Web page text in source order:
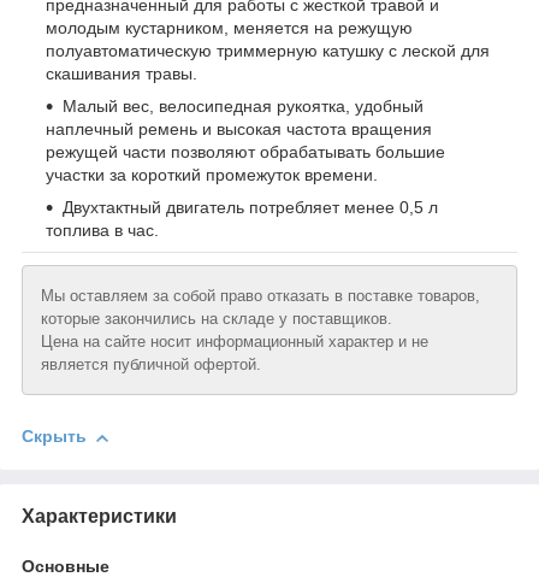
предназначенный для работы с жесткой травой и
молодым кустарником, меняется на режущую
полуавтоматическую триммерную катушку с леской для
скашивания травы.
Малый вес, велосипедная рукоятка, удобный
наплечный ремень и высокая частота вращения
режущей части позволяют обрабатывать большие
участки за короткий промежуток времени.
Двухтактный двигатель потребляет менее 0,5 л
топлива в час.
Мы оставляем за собой право отказать в поставке товаров,
которые закончились на складе у поставщиков.
Цена на сайте носит информационный характер и не
является публичной офертой.
Скрыть
Характеристики
Основные